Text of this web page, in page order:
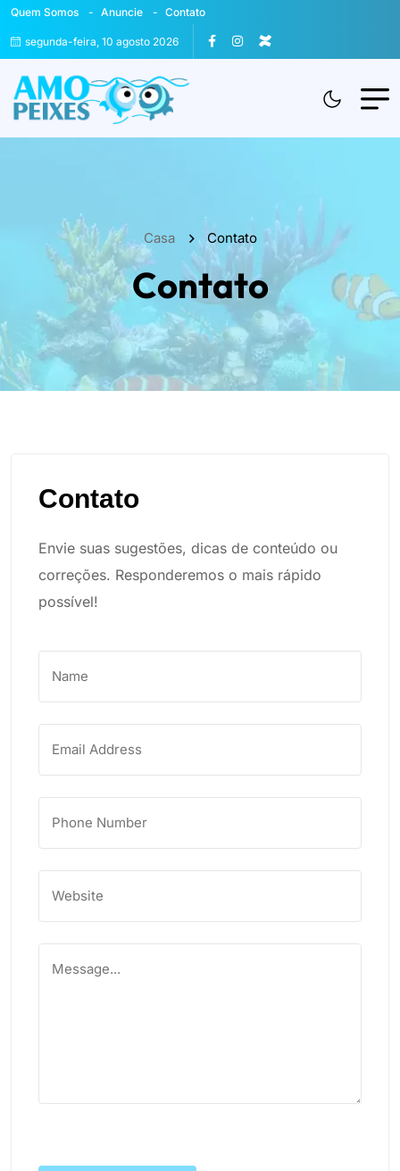
Quem Somos Anuncie Contato
segunda-feira, 10 agosto 2026
Casa Contato
Contato
Contato
Envie suas sugestões, dicas de conteúdo ou
correções. Responderemos o mais rápido
possível!